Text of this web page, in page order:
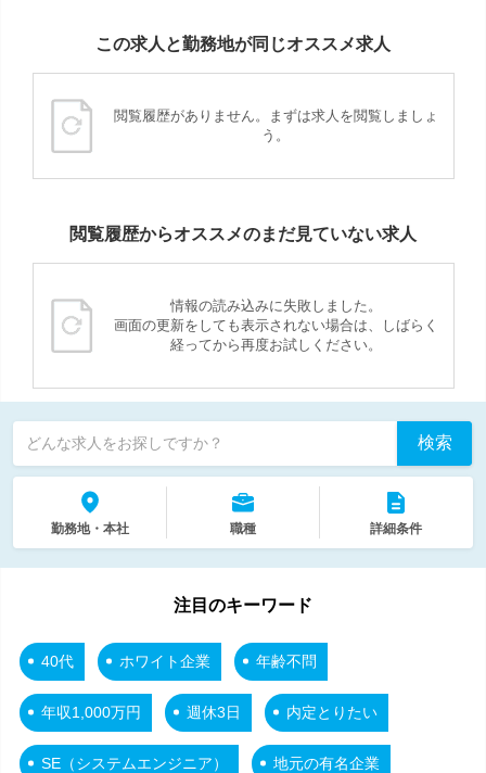
この求人と勤務地が同じオススメ求人
閲覧履歴がありません。まずは求人を閲覧しましょ
う。
閲覧履歴からオススメのまだ見ていない求人
情報の読み込みに失敗しました。
画面の更新をしても表示されない場合は、しばらく
経ってから再度お試しください。
どんな求人をお探しですか？ 検索
勤務地・本社 職種 詳細条件
注目のキーワード
40代 ホワイト企業 年齢不問
年収1,000万円 週休3日 内定とりたい
SE（システムエンジニア） 地元の有名企業